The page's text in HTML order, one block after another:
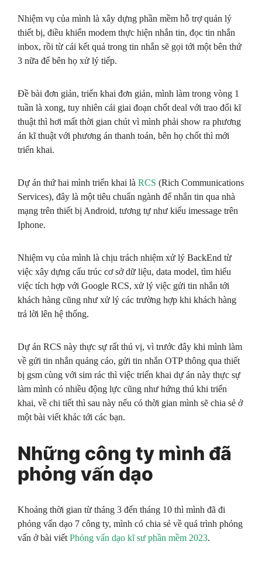
Nhiệm vụ của mình là xây dựng phần mềm hỗ trợ quản lý
thiết bị, điều khiển modem thực hiện nhắn tin, đọc tin nhắn
inbox, rồi từ cái kết quả trong tin nhắn sẽ gọi tới một bên thứ
3 nữa để bên họ xử lý tiếp.
Đề bài đơn giản, triển khai đơn giản, mình làm trong vòng 1
tuần là xong, tuy nhiên cái giai đoạn chốt deal với trao đổi kĩ
thuật thì hơi mất thời gian chút vì mình phải show ra phương
án kĩ thuật với phương án thanh toán, bên họ chốt thì mới
triển khai.
Dự án thứ hai mình triển khai là RCS (Rich Communications
Services), đây là một tiêu chuẩn ngành để nhắn tin qua nhà
mạng trên thiết bị Android, tương tự như kiểu imessage trên
Iphone.
Nhiệm vụ của mình là chịu trách nhiệm xử lý BackEnd từ
việc xây dựng cấu trúc cơ sở dữ liệu, data model, tìm hiểu
việc tích hợp với Google RCS, xử lý việc gửi tin nhắn tới
khách hàng cũng như xử lý các trường hợp khi khách hàng
trả lời lên hệ thống.
Dự án RCS này thực sự rất thú vị, vì trước đây khi mình làm
về gửi tin nhắn quảng cáo, gửi tin nhắn OTP thông qua thiết
bị gsm cùng với sim rác thì việc triển khai dự án này thực sự
làm mình có nhiều động lực cũng như hứng thú khi triển
khai, về chi tiết thì sau này nếu có thời gian mình sẽ chia sẻ ở
một bài viết khác tới các bạn.
Những công ty mình đã
phỏng vấn dạo
Khoảng thời gian từ tháng 3 đến tháng 10 thì mình đã đi
phỏng vấn dạo 7 công ty, mình có chia sẻ về quá trình phỏng
vấn ở bài viếtPhỏng vấn dạo kĩ sư phần mềm 2023.